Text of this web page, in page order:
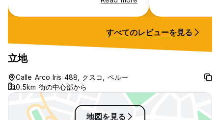
nice, relaxing atmosphere. (My
only complaint was the fitted bed
すべてのレビューを見る
立地
Calle Arco Iris 488, クスコ, ペルー
0.5km 街の中心部から
地図を見る